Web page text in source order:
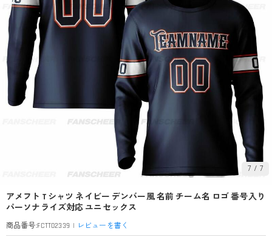
7 / 7
アメフト T シャツ ネイビー デンバー風 名前 チーム名 ロゴ 番号入り
パーソナライズ対応 ユニセックス
商品番号:FCTT02339 | レビューを書く